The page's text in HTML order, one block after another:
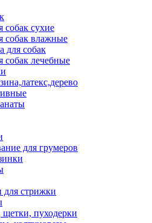
собак сухие
собак влажные
для собак
собак лечебные
для грумеров
стрижки
щетки, пуходерки